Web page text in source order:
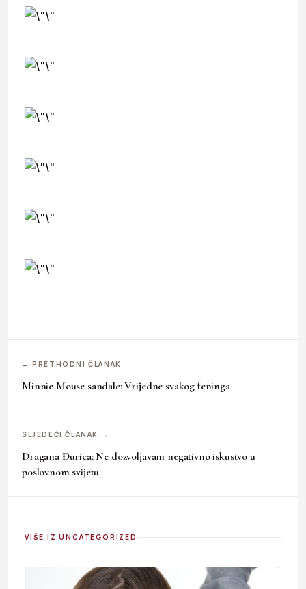
← PRETHODNI ČLANAK
Minnie Mouse sandale: Vrijedne svakog feninga
SLJEDEĆI ČLANAK →
Dragana Đurica: Ne dozvoljavam negativno iskustvo u
poslovnom svijetu
VIŠE IZ UNCATEGORIZED